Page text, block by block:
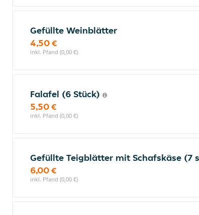
Gefüllte Weinblätter
4,50 €
inkl. Pfand (0,00 €)
Falafel (6 Stück)
5,50 €
inkl. Pfand (0,00 €)
Gefüllte Teigblätter mit Schafskäse (7
6,00 €
inkl. Pfand (0,00 €)